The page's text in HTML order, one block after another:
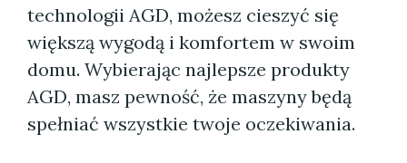
technologii AGD, możesz cieszyć się
większą wygodą i komfortem w swoim
domu. Wybierając najlepsze produkty
AGD, masz pewność, że maszyny będą
spełniać wszystkie twoje oczekiwania.